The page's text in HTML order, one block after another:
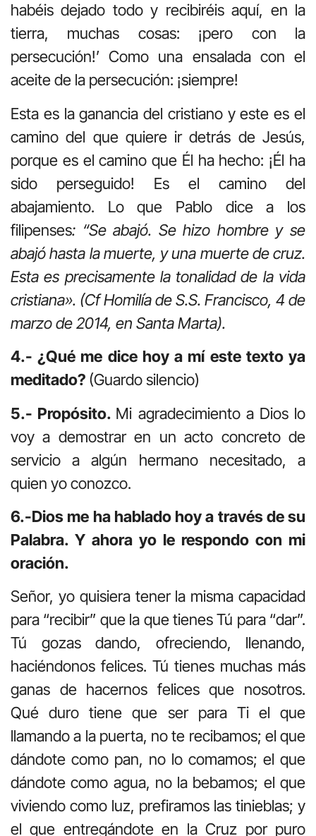
habéis dejado todo y recibiréis aquí, en la
tierra, muchas cosas: ¡pero con la
persecución!’ Como una ensalada con el
aceite de la persecución: ¡siempre!
Esta es la ganancia del cristiano y este es el
camino del que quiere ir detrás de Jesús,
porque es el camino que Él ha hecho: ¡Él ha
sido perseguido! Es el camino del
abajamiento. Lo que Pablo dice a los
filipenses: “Se abajó. Se hizo hombre y se
abajó hasta la muerte, y una muerte de cruz.
Esta es precisamente la tonalidad de la vida
cristiana». (Cf Homilía de S.S. Francisco, 4 de
marzo de 2014, en Santa Marta).
4.- ¿Qué me dice hoy a mí este texto ya
meditado? (Guardo silencio)
5.- Propósito. Mi agradecimiento a Dios lo
voy a demostrar en un acto concreto de
servicio a algún hermano necesitado, a
quien yo conozco.
6.-Dios me ha hablado hoy a través de su
Palabra. Y ahora yo le respondo con mi
oración.
Señor, yo quisiera tener la misma capacidad
para “recibir” que la que tienes Tú para “dar”.
Tú gozas dando, ofreciendo, llenando,
haciéndonos felices. Tú tienes muchas más
ganas de hacernos felices que nosotros.
Qué duro tiene que ser para Ti el que
llamando a la puerta, no te recibamos; el que
dándote como pan, no lo comamos; el que
dándote como agua, no la bebamos; el que
viviendo como luz, prefiramos las tinieblas; y
el que entregándote en la Cruz por puro